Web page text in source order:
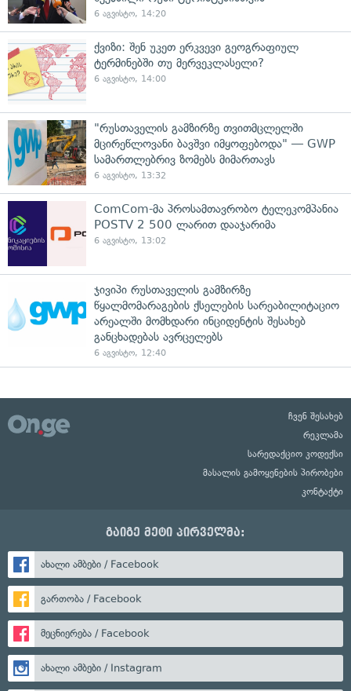
6 აგვისტო, 14:20
ქვიზი: შენ უკეთ ერკვევი გეოგრაფიულ
ტერმინებში თუ მერვეკლასელი?
6 აგვისტო, 14:00
"რუსთაველის გამზირზე თვითმცლელში
მცირეწლოვანი ბავშვი იმყოფებოდა" — GWP
სამართლებრივ ზომებს მიმართავს
6 აგვისტო, 13:32
ComCom-მა პროსამთავრობო ტელეკომპანია
POSTV 2 500 ლარით დააჯარიმა
6 აგვისტო, 13:02
ჯივიპი რუსთაველის გამზირზე
წყალმომარაგების ქსელების სარეაბილიტაციო
არეალში მომხდარი ინციდენტის შესახებ
განცხადებას ავრცელებს
6 აგვისტო, 12:40
ჩვენ შესახებ
რეკლამა
სარედაქციო კოდექსი
მასალის გამოყენების პირობები
კონტაქტი
გაიგე მეტი პირველმა:
ახალი ამბები / Facebook
გართობა / Facebook
მეცნიერება / Facebook
ახალი ამბები / Instagram